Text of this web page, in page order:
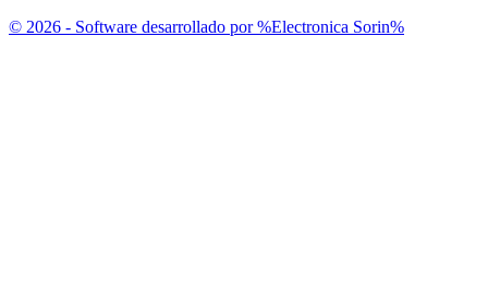
© 2026 - Software desarrollado por %Electronica Sorin%